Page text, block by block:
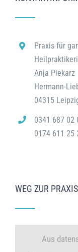
Praxis für
Anja Piekarz
Hermann-
04315
0341 687 02
0174 611 25
WEG ZUR PRAXIS
Aus